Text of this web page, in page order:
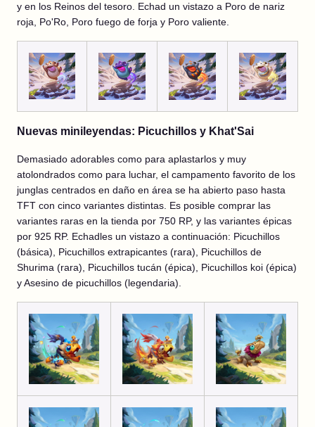
y en los Reinos del tesoro. Echad un vistazo a Poro de nariz
roja, Po'Ro, Poro fuego de forja y Poro valiente.
Nuevas minileyendas: Picuchillos y Khat'Sai
Demasiado adorables como para aplastarlos y muy
atolondrados como para luchar, el campamento favorito de los
junglas centrados en daño en área se ha abierto paso hasta
TFT con cinco variantes distintas. Es posible comprar las
variantes raras en la tienda por 750 RP, y las variantes épicas
por 925 RP. Echadles un vistazo a continuación: Picuchillos
(básica), Picuchillos extrapicantes (rara), Picuchillos de
Shurima (rara), Picuchillos tucán (épica), Picuchillos koi (épica)
y Asesino de picuchillos (legendaria).